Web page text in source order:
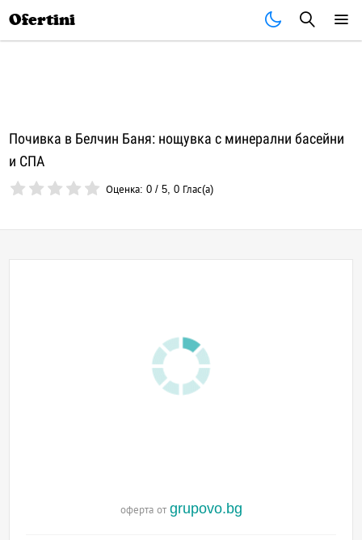
Ofertini
Почивка в Белчин Баня: нощувка с минерални басейни
и СПА
Оценка:0 /5,0 Глас(а)
оферта от grupovo.bg